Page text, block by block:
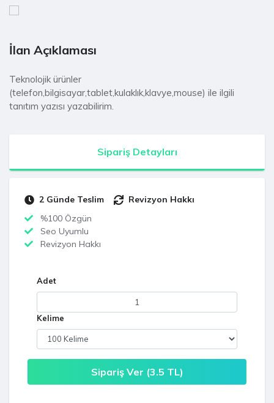
İlan Açıklaması
Teknolojik ürünler
(telefon,bilgisayar,tablet,kulaklık,klavye,mouse) ile ilgili
tanıtım yazısı yazabilirim.
Sipariş Detayları
2 Günde Teslim
Revizyon Hakkı
%100 Özgün
Seo Uyumlu
Revizyon Hakkı
Adet
Kelime
Sipariş Ver (3.5 TL)